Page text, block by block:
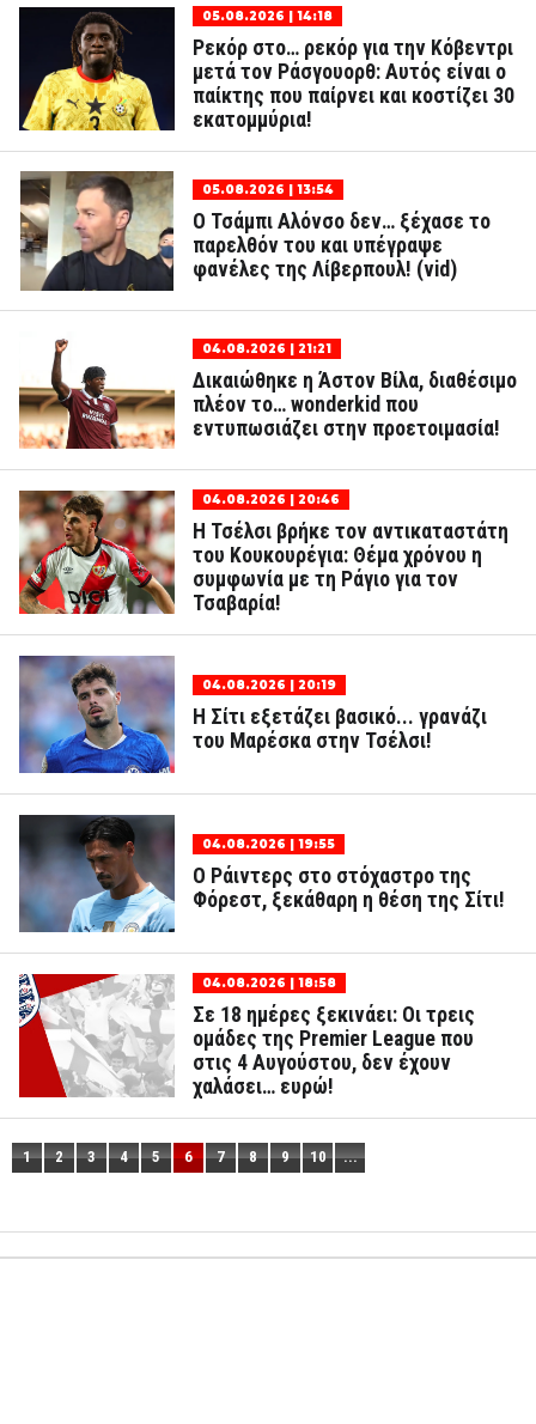
05.08.2026 | 14:18
Ρεκόρ στο… ρεκόρ για την Κόβεντρι
μετά τον Ράσγουορθ: Αυτός είναι ο
παίκτης που παίρνει και κοστίζει 30
εκατομμύρια!
05.08.2026 | 13:54
Ο Τσάμπι Αλόνσο δεν… ξέχασε το
παρελθόν του και υπέγραψε
φανέλες της Λίβερπουλ! (vid)
04.08.2026 | 21:21
Δικαιώθηκε η Άστον Βίλα, διαθέσιμο
πλέον το… wonderkid που
εντυπωσιάζει στην προετοιμασία!
04.08.2026 | 20:46
Η Τσέλσι βρήκε τον αντικαταστάτη
του Κουκουρέγια: Θέμα χρόνου η
συμφωνία με τη Ράγιο για τον
Τσαβαρία!
04.08.2026 | 20:19
Η Σίτι εξετάζει βασικό... γρανάζι
του Μαρέσκα στην Τσέλσι!
04.08.2026 | 19:55
Ο Ράιντερς στο στόχαστρο της
Φόρεστ, ξεκάθαρη η θέση της Σίτι!
04.08.2026 | 18:58
Σε 18 ημέρες ξεκινάει: Οι τρεις
ομάδες της Premier League που
στις 4 Αυγούστου, δεν έχουν
χαλάσει… ευρώ!
1 2 3 4 5 6 7 8 9 10 ...